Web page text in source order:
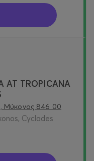
AT TROPICANA
Μύκονος 846 00
Cyclades